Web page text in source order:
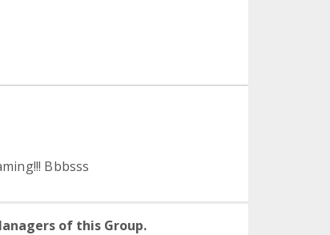
Bbbsss
of this Group.